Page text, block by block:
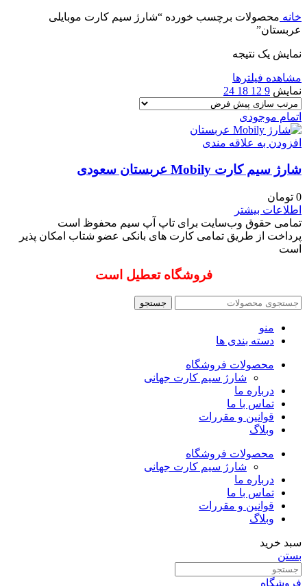
خانه محصولات برچسب خورده “شارژ سیم کارت موبایلی
عربستان”
نمایش یک نتیجه
مشاهده فیلترها
نمایش 9
12
18
24
اتمام موجودی
افزودن به علاقه مندی
شارژ سیم کارت Mobily عربستان سعودی
0 تومان
اطلاعات بیشتر
تمامی حقوق وب‌سایت برای تاپ آپ سیم محفوظ است
پرداخت از طریق تمامی کارت های بانکی عضو شتاب امکان پذیر
است
فروشگاه تعطیل است
جستجو
منو
دسته بندی ها
محصولات فروشگاه
شارژ سیم کارت جهانی
درباره ما
تماس با ما
قوانین و مقررات
وبلاگ
محصولات فروشگاه
شارژ سیم کارت جهانی
درباره ما
تماس با ما
قوانین و مقررات
وبلاگ
سبد خرید
بستن
فروشگاه